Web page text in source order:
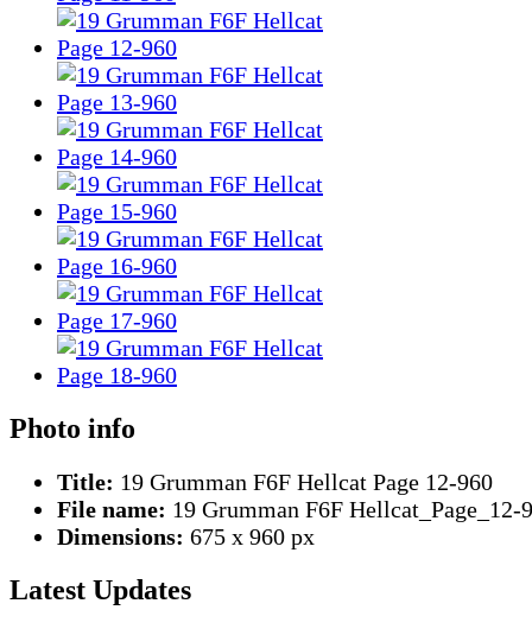
Photo info
Title: 19 Grumman F6F Hellcat Page 12-960
File name: 19 Grumman F6F Hellcat_Page_12-
Dimensions: 675 x 960 px
Latest Updates